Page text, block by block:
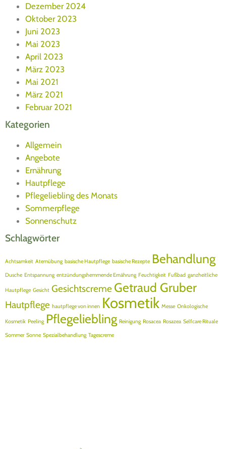
Dezember 2024
Oktober 2023
Juni 2023
Mai 2023
April 2023
März 2023
Mai 2021
März 2021
Februar 2021
Kategorien
Allgemein
Angebote
Ernährung
Hautpflege
Pflegeliebling des Monats
Sommerpflege
Sonnenschutz
Schlagwörter
Achtsamkeit Atemübung basische Hautpflege basische Rezepte Behandlung
Dusche Entspannung entzündungshemmende Ernährung Feuchtigkeit Fußbad ganzheitliche
Hautpflege Gesicht Gesichtscreme Getraud Gruber
Hautpflege hautpflege von innen Kosmetik Messe Onkologische
Kosmetik Peeling Pflegeliebling Reinigung Rosacea Rosazea Selfcare Rituale
Sommer Sonne Spezialbehandlung Tagescreme